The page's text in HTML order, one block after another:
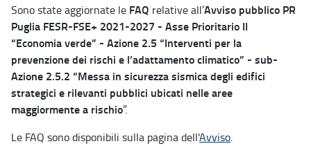
Sono state aggiornate le FAQ relative all’Avviso pubblico PR
Puglia FESR-FSE+ 2021-2027 - Asse Prioritario II
“Economia verde” - Azione 2.5 “Interventi per la
prevenzione dei rischi e l’adattamento climatico” - sub-
Azione 2.5.2 “Messa in sicurezza sismica degli edifici
strategici e rilevanti pubblici ubicati nelle aree
maggiormente a rischio”.
Le FAQ sono disponibili sulla pagina dell'Avviso.